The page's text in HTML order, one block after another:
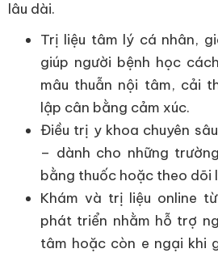
lâu dài.
Trị liệu tâm lý cá nhân,
giúp người bệnh học
mâu thuẫn nội tâm, cải
lập cân bằng cảm xúc.
Điều trị y khoa chuyên
– dành cho những
bằng thuốc hoặc theo dõi
Khám và trị liệu online
phát triển nhằm hỗ trợ
tâm hoặc còn e ngại khi